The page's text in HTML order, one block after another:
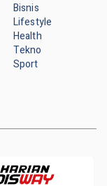
Bisnis
Lifestyle
Health
Tekno
Sport